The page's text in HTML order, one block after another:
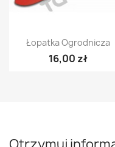
Szybki podgląd
Łopatka Ogrodnicza
16,00 zł